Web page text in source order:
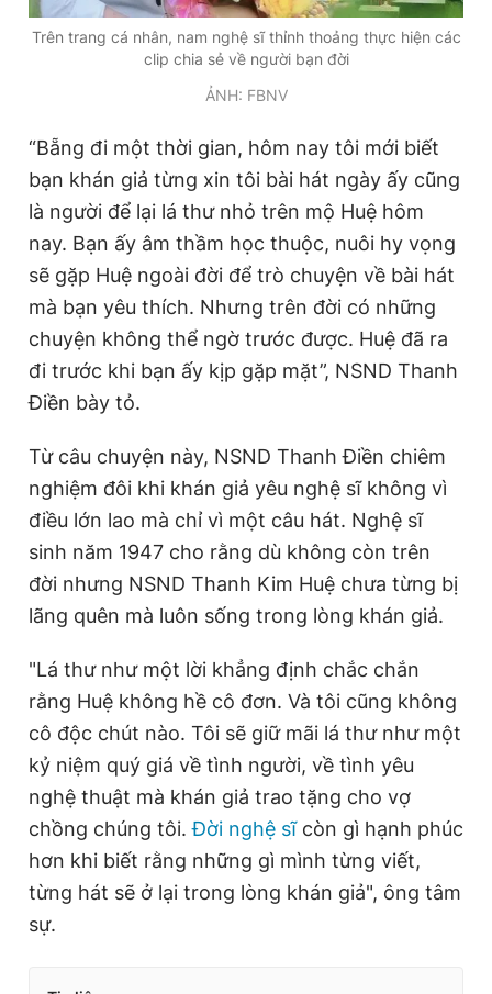
Trên trang cá nhân, nam nghệ sĩ thỉnh thoảng thực hiện các
clip chia sẻ về người bạn đời
ẢNH: FBNV
“Bẵng đi một thời gian, hôm nay tôi mới biết
bạn khán giả từng xin tôi bài hát ngày ấy cũng
là người để lại lá thư nhỏ trên mộ Huệ hôm
nay. Bạn ấy âm thầm học thuộc, nuôi hy vọng
sẽ gặp Huệ ngoài đời để trò chuyện về bài hát
mà bạn yêu thích. Nhưng trên đời có những
chuyện không thể ngờ trước được. Huệ đã ra
đi trước khi bạn ấy kịp gặp mặt”, NSND Thanh
Điền bày tỏ.
Từ câu chuyện này, NSND Thanh Điền chiêm
nghiệm đôi khi khán giả yêu nghệ sĩ không vì
điều lớn lao mà chỉ vì một câu hát. Nghệ sĩ
sinh năm 1947 cho rằng dù không còn trên
đời nhưng NSND Thanh Kim Huệ chưa từng bị
lãng quên mà luôn sống trong lòng khán giả.
"Lá thư như một lời khẳng định chắc chắn
rằng Huệ không hề cô đơn. Và tôi cũng không
cô độc chút nào. Tôi sẽ giữ mãi lá thư như một
kỷ niệm quý giá về tình người, về tình yêu
nghệ thuật mà khán giả trao tặng cho vợ
chồng chúng tôi.Đời nghệ sĩcòn gì hạnh phúc
hơn khi biết rằng những gì mình từng viết,
từng hát sẽ ở lại trong lòng khán giả", ông tâm
sự.